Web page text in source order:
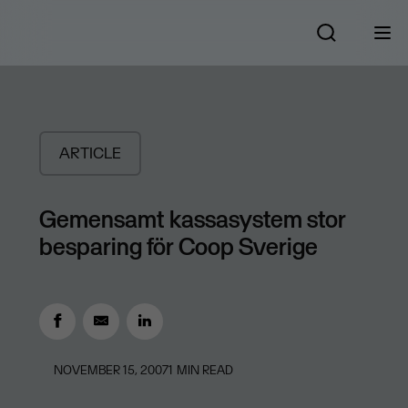
ARTICLE
Gemensamt kassasystem stor
besparing för Coop Sverige
NOVEMBER 15, 20071 MIN READ